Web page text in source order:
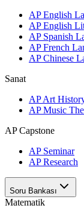
AP English
AP English
AP Spanish
AP French
AP Chinese
Sanat
AP Art
AP Music
AP Capstone
AP Seminar
AP Research
Soru Bankası
Matematik